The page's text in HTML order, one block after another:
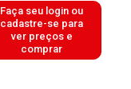
Faça seu login ou
cadastre-se para
ver preços e
comprar